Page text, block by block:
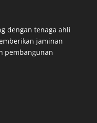
dengan tenaga ahli
jaminan
pembangunan